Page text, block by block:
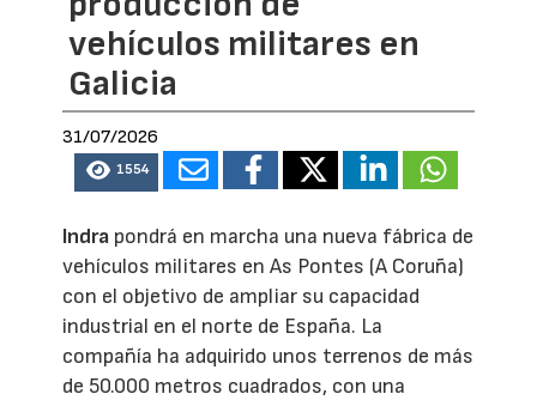
vehículos militares en
Galicia
31/07/2026
1554
Indra pondrá en marcha una nueva fábrica de
vehículos militares en As Pontes (A Coruña)
con el objetivo de ampliar su capacidad
industrial en el norte de España. La
compañía ha adquirido unos terrenos de más
de 50.000 metros cuadrados, con una